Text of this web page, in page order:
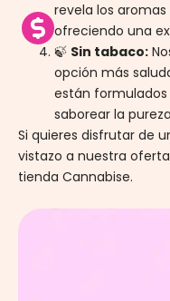
revela los
ofreciendo una
🍃 Sin tabaco:
opción más
están
saborear la
Si quieres disfrutar de
vistazo a nuestra
tienda Cannabise.